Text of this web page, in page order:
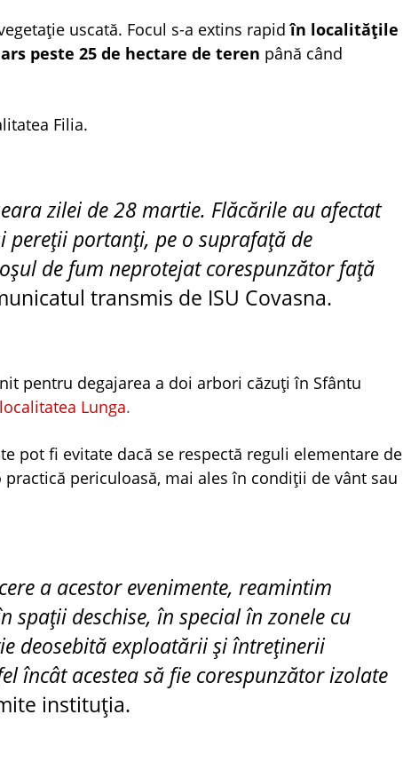
uscată. Focul s-a extins rapid în localitățile
peste 25 de hectare de teren până când
Filia.
zilei de 28 martie. Flăcările au afectat
pereții portanți, pe o suprafață de
de fum neprotejat corespunzător față
transmis de ISU Covasna.
pentru degajarea a doi arbori căzuți în Sfântu
Lunga.
pot fi evitate dacă se respectă reguli elementare de
periculoasă, mai ales în condiții de vânt sau
a acestor evenimente, reamintim
spații deschise, în special în zonele cu
deosebită exploatării și întreținerii
încât acestea să fie corespunzător izolate
instituția.